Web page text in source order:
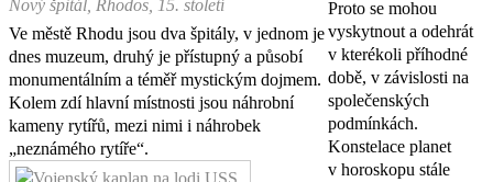
Nový špitál, Rhodos, 15. století
Ve městě Rhodu jsou dva špitály, v jednom je
dnes muzeum, druhý je přístupný a působí
monumentálním a téměř mystickým dojmem.
Kolem zdí hlavní místnosti jsou náhrobní
kameny rytířů, mezi nimi i náhrobek
„neznámého rytíře“.
Proto se mohou
vyskytnout a odehrát
v kterékoli příhodné
době, v závislosti na
společenských
podmínkách.
Konstelace planet
v horoskopu stále